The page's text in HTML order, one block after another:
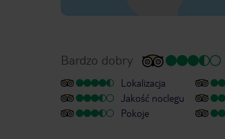
Bardzo dobry
Lokalizacja
Jakość noclegu
Pokoje